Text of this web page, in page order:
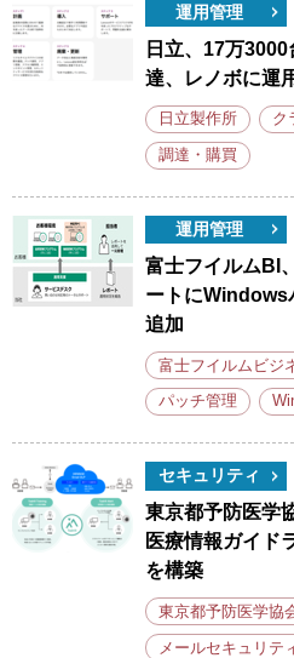
運用管理
日立、17万
達、レノボに運
日立製作所 ク
調達・購買
運用管理
富士フイルムBI
ートにWindows
追加
富士フイルムビジ
パッチ管理
セキュリティ
東京都予防医学
医療情報ガイド
を構築
東京都予防医学協
メールセキュリテ